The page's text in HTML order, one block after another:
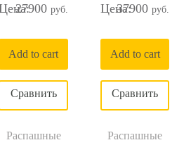
27900
Add to cart
Распашные
37900
Add to cart
Распашные